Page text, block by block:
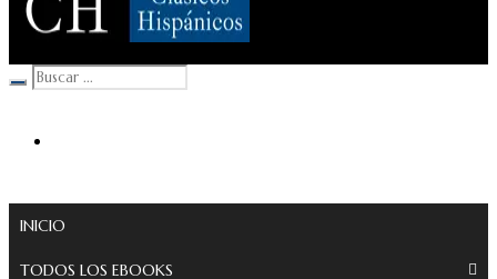
INICIO
TODOS LOS EBOOKS